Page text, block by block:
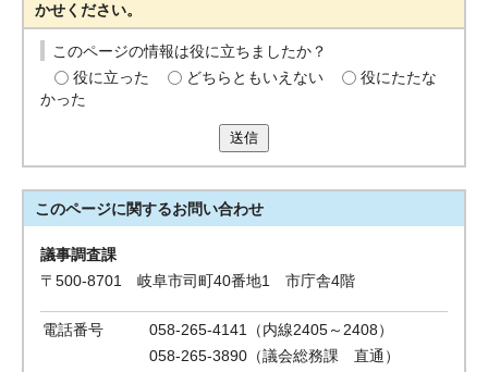
かせください。
このページの情報は役に立ちましたか？
役に立った
どちらともいえない
役にたたな
かった
送信
このページに関するお問い合わせ
議事調査課
〒500-8701 岐阜市司町40番地1 市庁舎4階
電話番号
058-265-4141（内線2405～2408）
058-265-3890（議会総務課 直通）